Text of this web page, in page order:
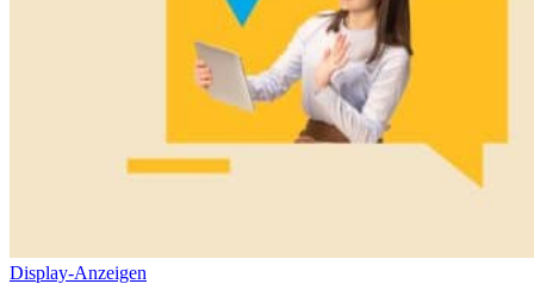
Display-Anzeigen